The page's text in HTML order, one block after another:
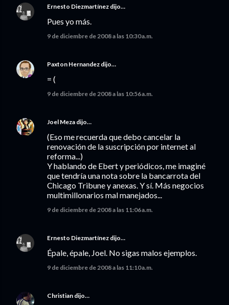
Ernesto Diezmartínez dijo…
Pues yo más.
9 de diciembre de 2008 a las 10:30 a.m.
Paxton Hernandez dijo…
= (
9 de diciembre de 2008 a las 10:56 a.m.
Joel Meza dijo…
(Eso me recuerda que debo cancelar la
renovación de la suscripción por internet al
reforma...)
Y hablando de Ebert y periódicos, me imaginé
que tendría una nota sobre la bancarrota del
Chicago Tribune y anexas. Y sí. Más negocios
multimillonarios mal manejados...
9 de diciembre de 2008 a las 11:06 a.m.
Ernesto Diezmartínez dijo…
Épale, épale, Joel. No sigas malos ejemplos.
9 de diciembre de 2008 a las 11:10 a.m.
Christian dijo…